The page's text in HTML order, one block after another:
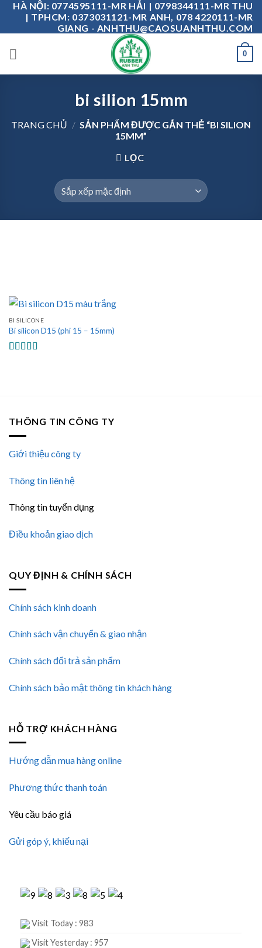
Skip
content
HÀ NỘI: 0774595111-MR HẢI | 0798344111-MR THU
| TPHCM: 0373031121-MR ANH, 078 4220111-MR
GIANG - ANHTHU@CAOSUANHTHU.COM
0
bi silion 15mm
TRANG CHỦ / SẢN PHẨM ĐƯỢC GẮN THẺ “BI SILION
15MM”
LỌC
BI SILICONE
Bi silicon D15 (phi 15 – 15mm)
THÔNG TIN CÔNG TY
Giới thiệu công ty
Thông tin liên hệ
Thông tin tuyển dụng
Điều khoản giao dịch
QUY ĐỊNH & CHÍNH SÁCH
Chính sách kinh doanh
Chính sách vận chuyển & giao nhận
Chính sách đổi trả sản phẩm
Chính sách bảo mật thông tin khách hàng
HỖ TRỢ KHÁCH HÀNG
Hướng dẫn mua hàng online
Phương thức thanh toán
Yêu cầu báo giá
Gửi góp ý, khiếu nại
Visit Today : 983
Visit Yesterday : 957